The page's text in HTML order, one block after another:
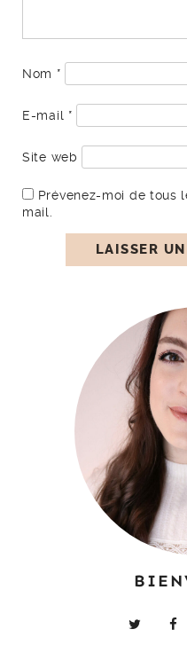
Nom *
E-mail *
Site web
Prévenez-moi de tous
mail.